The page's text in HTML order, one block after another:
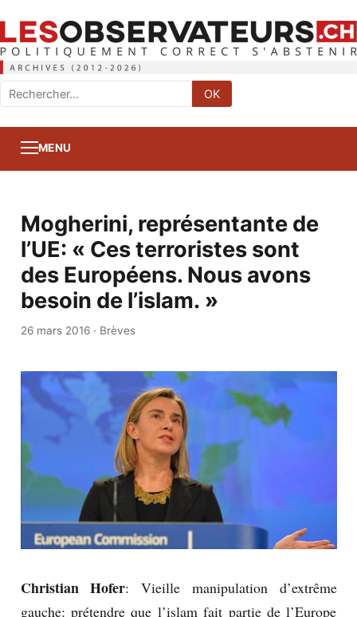
Rechercher
:
OK
MENU
Mogherini, représentante de
l’UE: « Ces terroristes sont
des Européens. Nous avons
besoin de l’islam. »
26 mars 2016· Brèves
Christian Hofer: Vieille manipulation d’extrême
gauche: prétendre que l’islam fait partie de l’Europe